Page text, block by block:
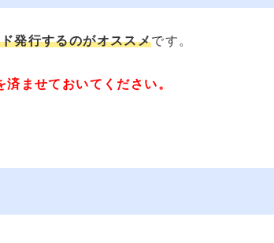
発行するのがオススメです。
ませておいてください。